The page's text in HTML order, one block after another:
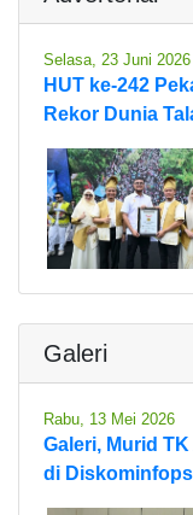
Selasa, 23 Juni 2026
HUT ke-242
Rekor Dunia
Galeri
Rabu, 13 Mei 2026
Galeri, Murid
di Diskominfops